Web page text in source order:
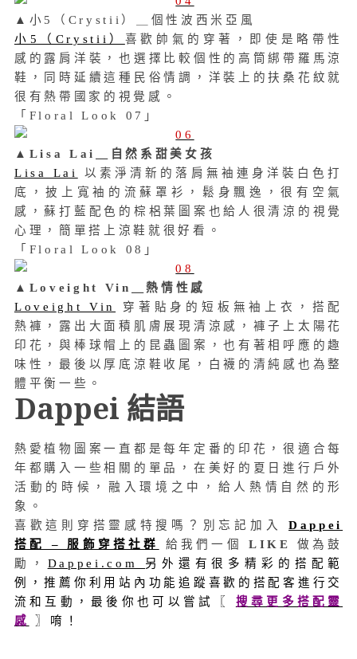
▲小5（Crystii）＿個性波西米亞風
小5（Crystii） 喜歡帥氣的穿著，即使是略帶性
感的露肩洋裝，也選擇比較個性的高筒綁帶羅馬涼
鞋，同時延續這種民俗情調，洋裝上的扶桑花紋就
很有熱帶國家的視覺感。
「Floral Look 07」
▲Lisa Lai＿自然系甜美女孩
Lisa Lai
以素淨清新的落肩無袖連身洋裝白色打
底，披上寬袖的流蘇罩衫，鬆身飄逸，很有空氣
感，蘇打藍配色的棕梠葉圖案也給人很清涼的視覺
心理，簡單搭上涼鞋就很好看。
「Floral Look 08」
▲Loveight Vin＿熱情性感
Loveight Vin
穿著貼身的短板無袖上衣，搭配
熱褲，露出大面積肌膚展現清涼感，褲子上 太陽花
印花，與 棒球帽上的昆蟲圖案，也有著相呼應的趣
味性，最後以厚底涼鞋收尾，白襪的清純感也為整
體平衡一些。
Dappei 結語
熱愛植物圖案一直都是每年定番的印花，很適合每
年都購入一些相關的單品，在美好的夏日進行戶外
活動的時候，融入環境之中，給人熱情自然的形
象。
喜歡這則穿搭靈感特搜嗎？別忘記加入Dappei
搭配 – 服飾穿搭社群
給我們一個 LIKE 做為鼓
勵， Dappei.com 另外還有很多精彩的搭配範
例，推薦你利用站內功能追蹤喜歡的搭配客進行交
流和互動，最後你也可以嘗試〖 搜尋更多搭配靈
感
〗唷！